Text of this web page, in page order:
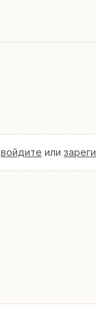
войдите или